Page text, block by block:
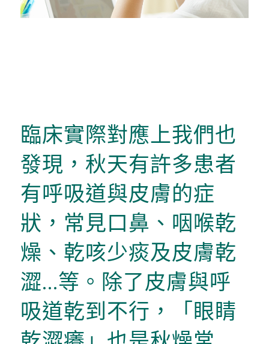
臨床實際對應上我們也
發現，秋天有許多患者
有呼吸道與皮膚的症
狀，常見口鼻、咽喉乾
燥、乾咳少痰及皮膚乾
澀…等。除了皮膚與呼
吸道乾到不行，「眼睛